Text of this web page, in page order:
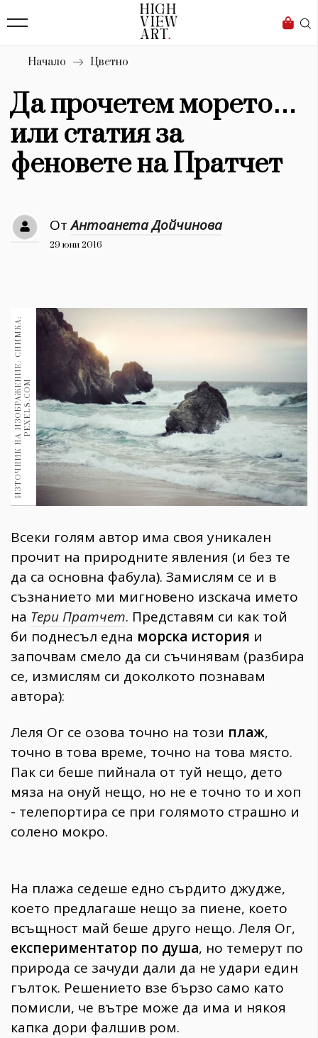
Бизнес
Мода
Dialogue
Изкуство
4340
Красота
Дизайн
Книги
30+ 1970
Гурме 1710
Пътувай
237
Здраве 389
Gentlemen
382
Wellness
ПОСЛЕДВАЙТЕ
НИ
Начало Цветно
Да прочетем морето…
или статия за
феновете на Пратчет
ОтАнтоанета Дойчинова
29 юни 2016
И
З
Т
О
Ч
Н
И
К
Н
А
И
З
О
Б
Р
А
Ж
Е
Н
И
Е
:
С
Н
И
М
К
А
:
P
E
X
E
L
S
.
C
OM
Всеки голям автор има своя уникален
прочит на природните явления (и без те
да са основна фабула). Замислям се и в
съзнанието ми мигновено изскача името
на Тери Пратчет. Представям си как той
би поднесъл една морска история и
започвам смело да си съчинявам (разбира
се, измислям си доколкото познавам
автора):
Леля Ог се озова точно на този плаж,
точно в това време, точно на това място.
Пак си беше пийнала от туй нещо, дето
мяза на онуй нещо, но не е точно то и хоп
- телепортира се при голямото страшно и
солено мокро.
На плажа седеше едно сърдито джудже,
което предлагаше нещо за пиене, което
всъщност май беше друго нещо. Леля Ог,
експериментатор по душа, но темерут по
природа се зачуди дали да не удари един
гълток. Решението взе бързо само като
помисли, че вътре може да има и някоя
капка дори фалшив ром.